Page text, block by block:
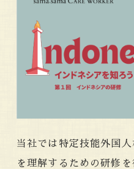
当社では特定技能外国
を理解するための研修